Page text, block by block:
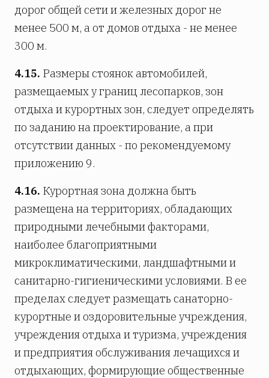
дорог общей сети и железных дорог не
менее 500 м, а от домов отдыха - не менее
300 м.
4.15. Размеры стоянок автомобилей,
размещаемых у границ лесопарков, зон
отдыха и курортных зон, следует определять
по заданию на проектирование, а при
отсутствии данных - по рекомендуемому
приложению 9.
4.16. Курортная зона должна быть
размещена на территориях, обладающих
природными лечебными факторами,
наиболее благоприятными
микроклиматическими, ландшафтными и
санитарно-гигиеническими условиями. В ее
пределах следует размещать санаторно-
курортные и оздоровительные учреждения,
учреждения отдыха и туризма, учреждения
и предприятия обслуживания лечащихся и
отдыхающих, формирующие общественные